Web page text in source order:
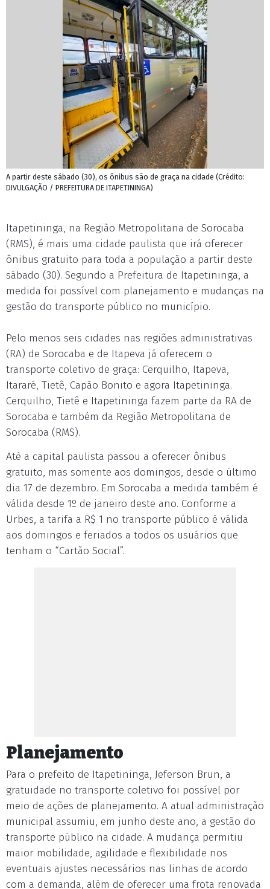
A partir deste sábado (30), os ônibus são de graça na cidade (Crédito:
DIVULGAÇÃO / PREFEITURA DE ITAPETININGA)
Itapetininga, na Região Metropolitana de Sorocaba
(RMS), é mais uma cidade paulista que irá oferecer
ônibus gratuito para toda a população a partir deste
sábado (30). Segundo a Prefeitura de Itapetininga, a
medida foi possível com planejamento e mudanças na
gestão do transporte público no município.
Pelo menos seis cidades nas regiões administrativas
(RA) de Sorocaba e de Itapeva já oferecem o
transporte coletivo de graça: Cerquilho, Itapeva,
Itararé, Tietê, Capão Bonito e agora Itapetininga.
Cerquilho, Tietê e Itapetininga fazem parte da RA de
Sorocaba e também da Região Metropolitana de
Sorocaba (RMS).
Até a capital paulista passou a oferecer ônibus
gratuito, mas somente aos domingos, desde o último
dia 17 de dezembro. Em Sorocaba a medida também é
válida desde 1º de janeiro deste ano. Conforme a
Urbes, a tarifa a R$ 1 no transporte público é válida
aos domingos e feriados a todos os usuários que
tenham o “Cartão Social”.
Planejamento
Para o prefeito de Itapetininga, Jeferson Brun, a
gratuidade no transporte coletivo foi possível por
meio de ações de planejamento. A atual administração
municipal assumiu, em junho deste ano, a gestão do
transporte público na cidade. A mudança permitiu
maior mobilidade, agilidade e flexibilidade nos
eventuais ajustes necessários nas linhas de acordo
com a demanda, além de oferecer uma frota renovada